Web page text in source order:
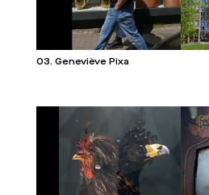
03. Geneviève Pixa